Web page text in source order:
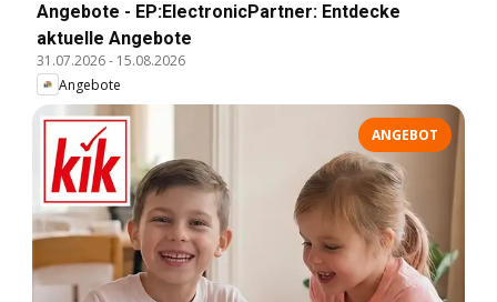
Angebote - EP:ElectronicPartner: Entdecke
aktuelle Angebote
31.07.2026- 15.08.2026
Angebote
ANGEBOT